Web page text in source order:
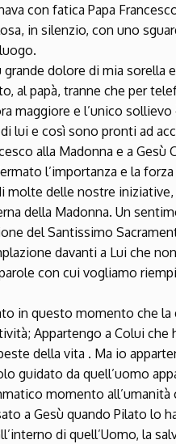
con fatica Papa
in silenzio, con uno
grande dolore di mia sorella
al papà, tranne che per
maggiore e l’unico
lui e così sono pronti ad
alla Madonna e a
l’importanza e la
molte delle nostre
della Madonna. Un
del Santissimo
davanti a Lui che
con cui vogliamo
in questo momento che la
Appartengo a Colui che
della vita . Ma io
guidato da quell’uomo
momento
a Gesù quando Pilato lo
di quell’Uomo, la